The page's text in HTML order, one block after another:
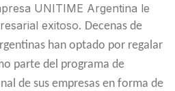
UNITIME Argentina le
exitoso. Decenas de
han optado por regalar
parte del programa de
de sus empresas en forma de